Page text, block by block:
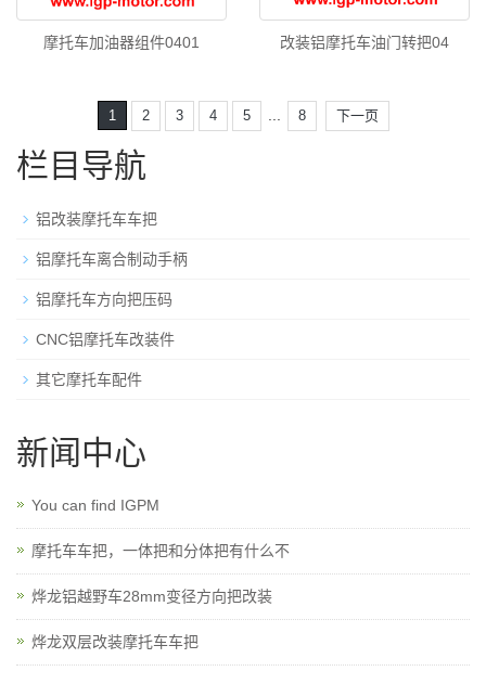
摩托车加油器组件0401 改装铝摩托车油门转把04
1 2 3 4 5 8 下一页
栏目导航
铝改装摩托车车把
铝摩托车离合制动手柄
铝摩托车方向把压码
CNC铝摩托车改装件
其它摩托车配件
新闻中心
You can find IGPM
摩托车车把，一体把和分体把有什么不
烨龙铝越野车28mm变径方向把改装
烨龙双层改装摩托车车把